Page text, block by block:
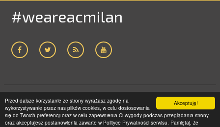
Akceptuję!
Przed dalsze korzystanie ze strony wyrażasz zgodę na
wykorzystywanie przez nas plików cookies, w celu dostosowania
się do Twoich preferencji oraz w celu zapewnienia Ci wygody podczas przeglądania strony
oraz akceptujesz postanowienia zawarte w Polityce Prywatności serwisu. Pamiętaj, że
#weareacmilan
ACMILAN24.COM2005-2019 | WSZELKIE PRAWA ZASTRZEŻONE
STRONA GŁÓWNA POLITYKA PRYWATNOŚCI KONTAKT